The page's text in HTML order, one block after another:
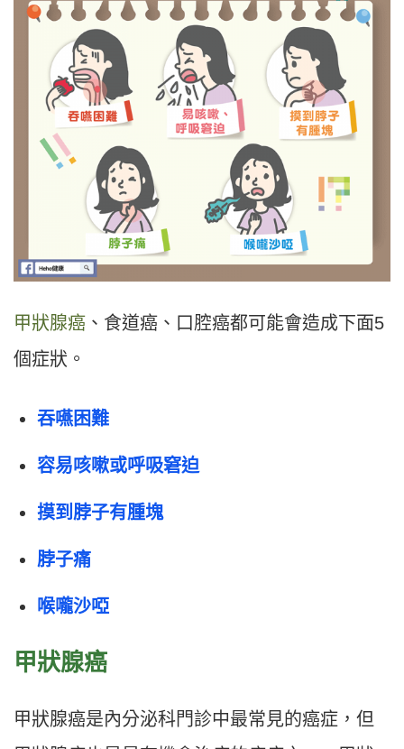
甲狀腺癌 、食道癌、口腔癌都可能會造成下面5
個症狀。
吞嚥困難
容易咳嗽或呼吸窘迫
摸到脖子有腫塊
脖子痛
喉嚨沙啞
甲狀腺癌
甲狀腺癌是內分泌科門診中最常見的癌症，但